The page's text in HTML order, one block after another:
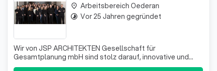
Wir von JSP ARCHITEKTEN Gesellschaft für
Gesamtplanung mbH sind stolz darauf, innovative und
maßgeschneiderte Lösungen im Bereich Architektur und
place Arbeitsbereich Oederan
timelapse Vor 25 Jahren gegründet